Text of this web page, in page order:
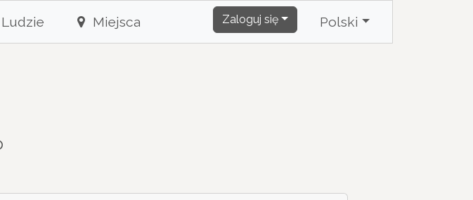
Ludzie Miejsca Zaloguj się Polski